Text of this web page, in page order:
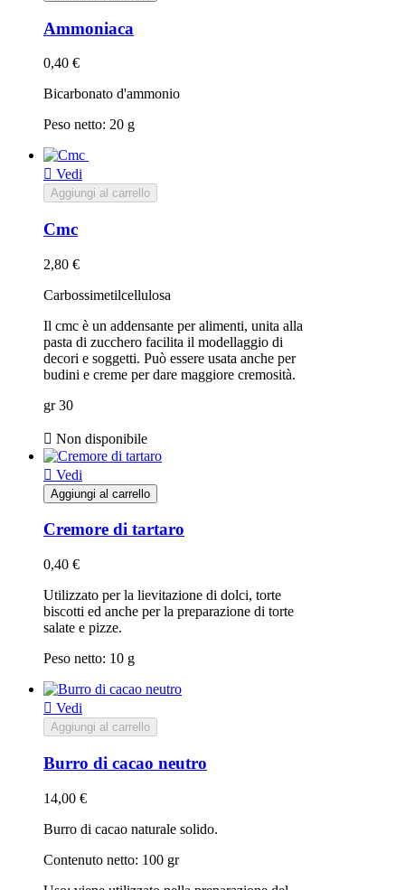
Ammoniaca
0,40 €
Bicarbonato d'ammonio
Peso netto: 20 g
 Vedi
Aggiungi al carrello
Cmc
2,80 €
Carbossimetilcellulosa
Il cmc è un addensante per alimenti, unita alla
pasta di zucchero facilita il modellaggio di
decori e soggetti. Può essere usata anche per
budini e creme per dare maggiore cremosità.
gr 30
 Non disponibile
 Vedi
Aggiungi al carrello
Cremore di tartaro
0,40 €
Utilizzato per la lievitazione di dolci, torte
biscotti ed anche per la preparazione di torte
salate e pizze.
Peso netto: 10 g
 Vedi
Aggiungi al carrello
Burro di cacao neutro
14,00 €
Burro di cacao naturale solido.
Contenuto netto: 100 gr